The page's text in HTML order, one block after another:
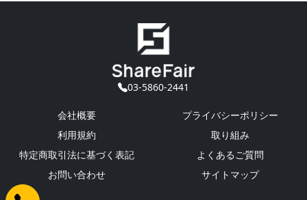
03-5860-2441
会社概要
プライバシーポリシー
利用規約
取り組み
特定商取引法に基づく表記
よくあるご質問
お問い合わせ
サイトマップ